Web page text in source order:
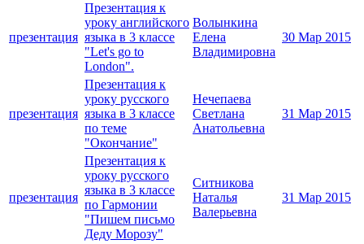
презентация
Презентация к
уроку английского
языка в 3 классе
"Let's go to
London".
Волынкина
Елена
Владимировна
30 Мар 2015
презентация
Презентация к
уроку русского
языка в 3 классе
по теме
"Окончание"
Нечепаева
Светлана
Анатольевна
31 Мар 2015
презентация
Презентация к
уроку русского
языка в 3 классе
по Гармонии
"Пишем письмо
Деду Морозу"
Ситникова
Наталья
Валерьевна
31 Мар 2015